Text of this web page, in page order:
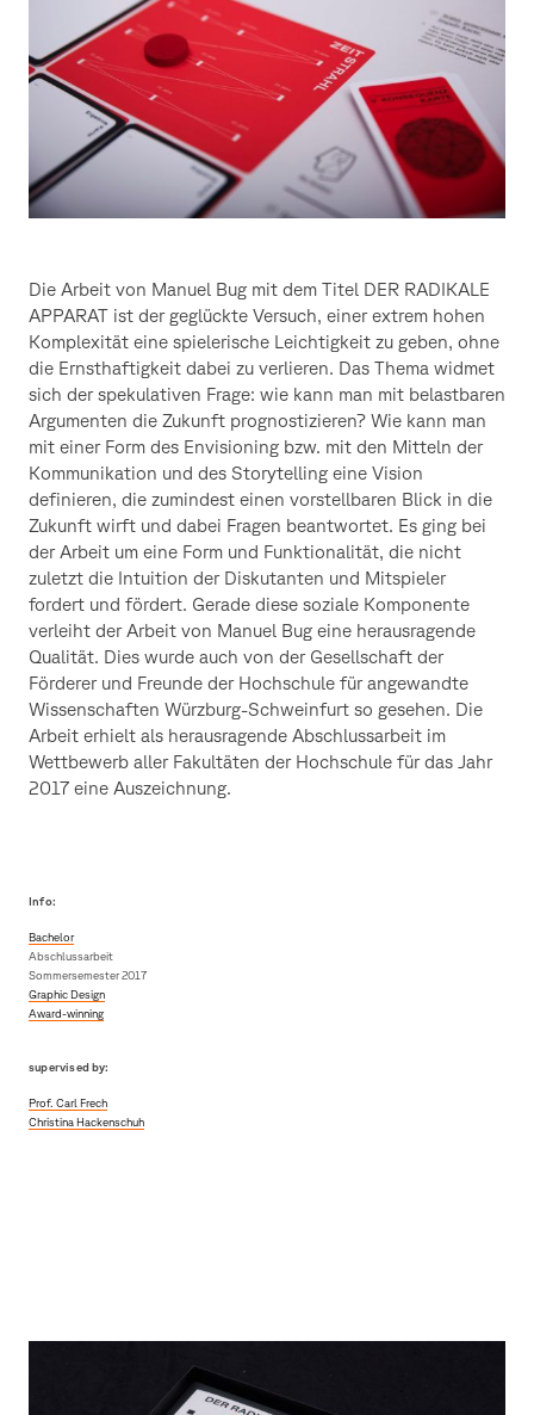
Die Arbeit von Manuel Bug mit dem Titel DER RADIKALE
APPARAT ist der geglückte Versuch, einer extrem hohen
Komplexität eine spielerische Leichtigkeit zu geben, ohne
die Ernsthaftigkeit dabei zu verlieren. Das Thema widmet
sich der spekulativen Frage: wie kann man mit belastbaren
Argumenten die Zukunft prognostizieren? Wie kann man
mit einer Form des Envisioning bzw. mit den Mitteln der
Kommunikation und des Storytelling eine Vision
definieren, die zumindest einen vorstellbaren Blick in die
Zukunft wirft und dabei Fragen beantwortet. Es ging bei
der Arbeit um eine Form und Funktionalität, die nicht
zuletzt die Intuition der Diskutanten und Mitspieler
fordert und fördert. Gerade diese soziale Komponente
verleiht der Arbeit von Manuel Bug eine herausragende
Qualität. Dies wurde auch von der Gesellschaft der
Förderer und Freunde der Hochschule für angewandte
Wissenschaften Würzburg-Schweinfurt so gesehen. Die
Arbeit erhielt als herausragende Abschlussarbeit im
Wettbewerb aller Fakultäten der Hochschule für das Jahr
2017 eine Auszeichnung.
Info:
Bachelor
Abschlussarbeit
Sommersemester 2017
Graphic Design
Award-winning
supervised by:
Prof. Carl Frech
Christina Hackenschuh